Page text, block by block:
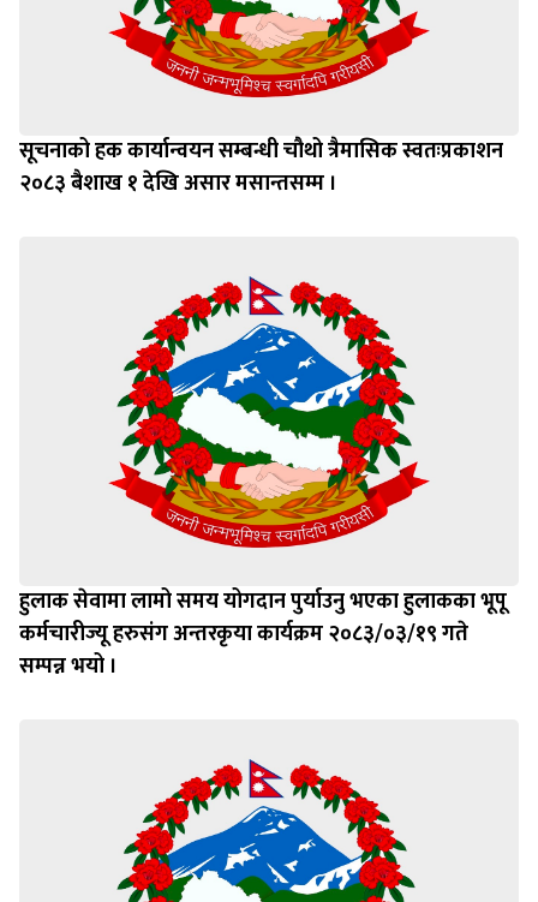
सूचनाको हक कार्यान्वयन सम्बन्धी चौथो त्रैमासिक स्वतःप्रकाशन
२०८३ बैशाख १ देखि असार मसान्तसम्म ।
हुलाक सेवामा लामो समय योगदान पुर्याउनु भएका हुलाकका भूपू
कर्मचारीज्यू हरुसंग अन्तरकृया कार्यक्रम २०८३/०३/१९ गते
सम्पन्न भयो ।